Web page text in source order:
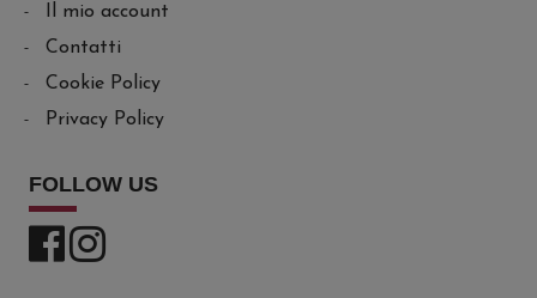
Il mio account
Contatti
Cookie Policy
Privacy Policy
FOLLOW US